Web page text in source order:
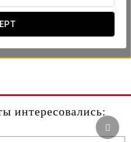
до улучшенного (при
интересовались: